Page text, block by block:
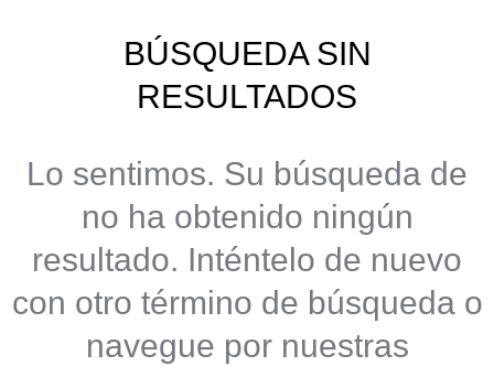
BÚSQUEDA SIN
RESULTADOS
Lo sentimos. Su búsqueda de
no ha obtenido ningún
resultado. Inténtelo de nuevo
con otro término de búsqueda o
navegue por nuestras